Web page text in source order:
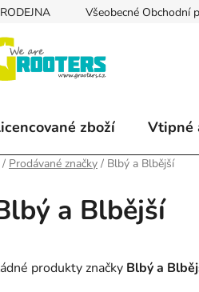
Všeobecné Obchodní
zboží Vtipné
Domů
/ Prodávané značky / Blbý a Blbější
a Blbější
produkty značky Blbý a